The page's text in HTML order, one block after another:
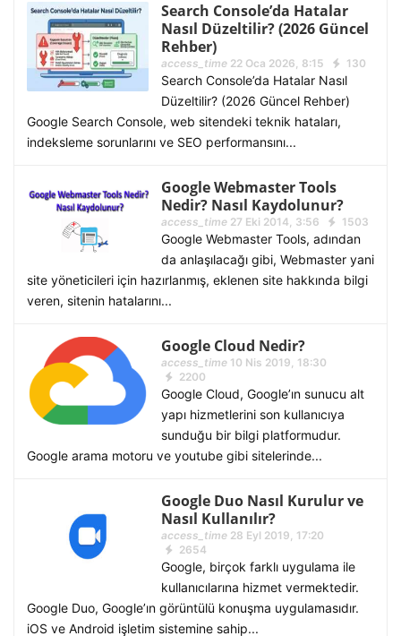
Search Console’da Hatalar
Nasıl Düzeltilir? (2026 Güncel
Rehber)
access_time22 Oca 2026, 8:15 130
Search Console’da Hatalar Nasıl
Düzeltilir? (2026 Güncel Rehber)
Google Search Console, web sitendeki teknik hataları,
indeksleme sorunlarını ve SEO performansını...
Google Webmaster Tools
Nedir? Nasıl Kaydolunur?
access_time27 Eki 2014, 3:56 1503
Google Webmaster Tools, adından
da anlaşılacağı gibi, Webmaster yani
site yöneticileri için hazırlanmış, eklenen site hakkında bilgi
veren, sitenin hatalarını...
Google Cloud Nedir?
access_time10 Nis 2019, 18:30
2200
Google Cloud, Google’ın sunucu alt
yapı hizmetlerini son kullanıcıya
sunduğu bir bilgi platformudur.
Google arama motoru ve youtube gibi sitelerinde...
Google Duo Nasıl Kurulur ve
Nasıl Kullanılır?
access_time28 Eyl 2019, 17:20
2654
Google, birçok farklı uygulama ile
kullanıcılarına hizmet vermektedir.
Google Duo, Google’ın görüntülü konuşma uygulamasıdır.
iOS ve Android işletim sistemine sahip...